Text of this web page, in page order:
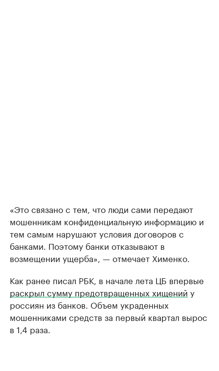
«Это связано с тем, что люди сами передают
мошенникам конфиденциальную информацию и
тем самым нарушают условия договоров с
банками. Поэтому банки отказывают в
возмещении ущерба», — отмечает Хименко.
Как ранее писал РБК, в начале лета ЦБ впервые
раскрыл сумму предотвращенных хищений у
россиян из банков. Объем украденных
мошенниками средств за первый квартал вырос
в 1,4 раза.